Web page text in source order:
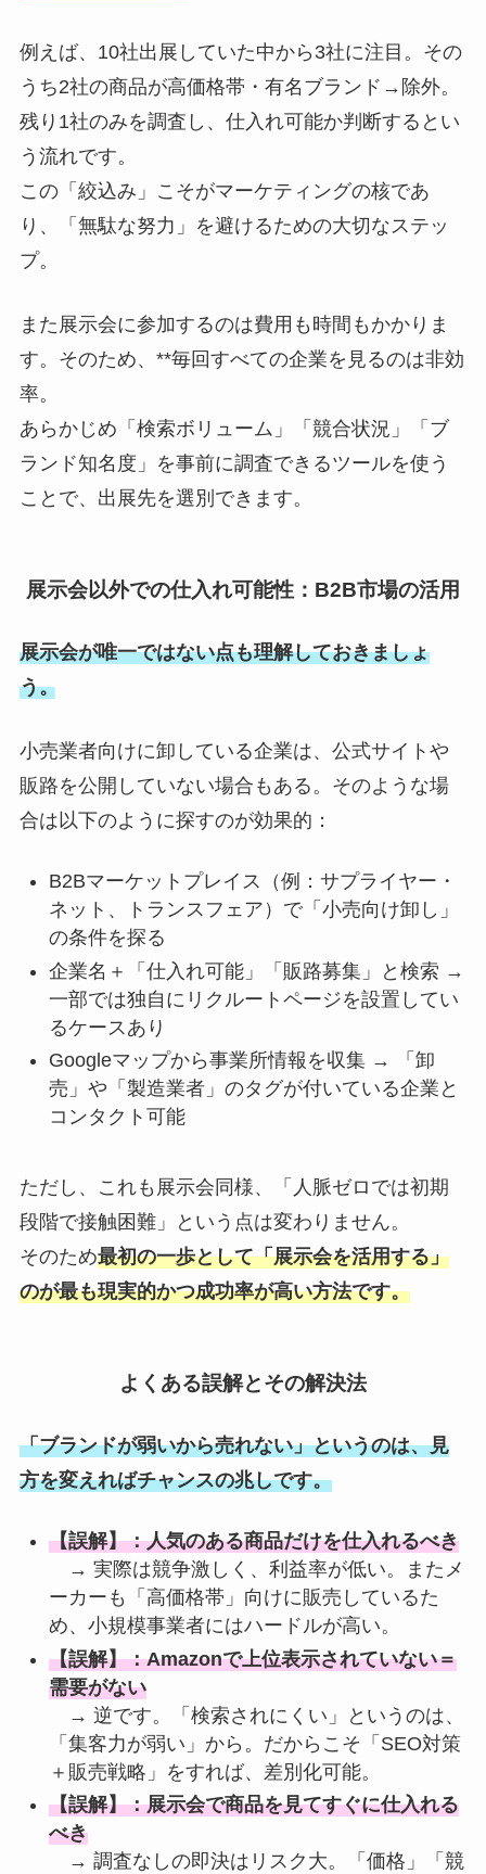
例えば、10社出展していた中から3社に注目。その
うち2社の商品が高価格帯・有名ブランド→除外。
残り1社のみを調査し、仕入れ可能か判断するとい
う流れです。
この「絞込み」こそがマーケティングの核であ
り、「無駄な努力」を避けるための大切なステッ
プ。
また展示会に参加するのは費用も時間もかかりま
す。そのため、**毎回すべての企業を見るのは非効
率。
あらかじめ「検索ボリューム」「競合状況」「ブ
ランド知名度」を事前に調査できるツールを使う
ことで、出展先を選別できます。
展示会以外での仕入れ可能性：B2B市場の活用
展示会が唯一ではない点も理解しておきましょ
う。
小売業者向けに卸している企業は、公式サイトや
販路を公開していない場合もある。そのような場
合は以下のように探すのが効果的：
B2Bマーケットプレイス（例：サプライヤー・
ネット、トランスフェア）で「小売向け卸し」
の条件を探る
企業名＋「仕入れ可能」「販路募集」と検索 →
一部では独自にリクルートページを設置してい
るケースあり
Googleマップから事業所情報を収集 → 「卸
売」や「製造業者」のタグが付いている企業と
コンタクト可能
ただし、これも展示会同様、「人脈ゼロでは初期
段階で接触困難」という点は変わりません。
そのため最初の一歩として「展示会を活用する」
のが最も現実的かつ成功率が高い方法です。
よくある誤解とその解決法
「ブランドが弱いから売れない」というのは、見
方を変えればチャンスの兆しです。
【誤解】：人気のある商品だけを仕入れるべき
→ 実際は競争激しく、利益率が低い。またメ
ーカーも「高価格帯」向けに販売しているた
め、小規模事業者にはハードルが高い。
【誤解】：Amazonで上位表示されていない＝
需要がない
→ 逆です。「検索されにくい」というのは、
「集客力が弱い」から。だからこそ「SEO対策
＋販売戦略」をすれば、差別化可能。
【誤解】：展示会で商品を見てすぐに仕入れる
べき
→ 調査なしの即決はリスク大。「価格」「競